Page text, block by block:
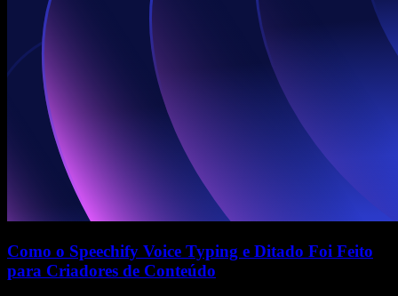
Como o Speechify Voice Typing e Ditado Foi Feito
para Criadores de Conteúdo